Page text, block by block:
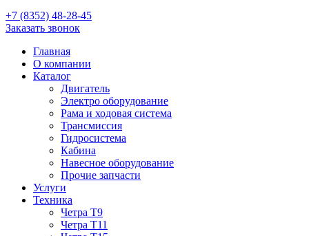
+7 (8352) 48-28-45
Заказать звонок
Главная
О компании
Каталог
Двигатель
Электро оборудование
Рама и ходовая система
Трансмиссия
Гидросистема
Кабина
Навесное оборудование
Прочие запчасти
Услуги
Техника
Четра Т9
Четра Т11